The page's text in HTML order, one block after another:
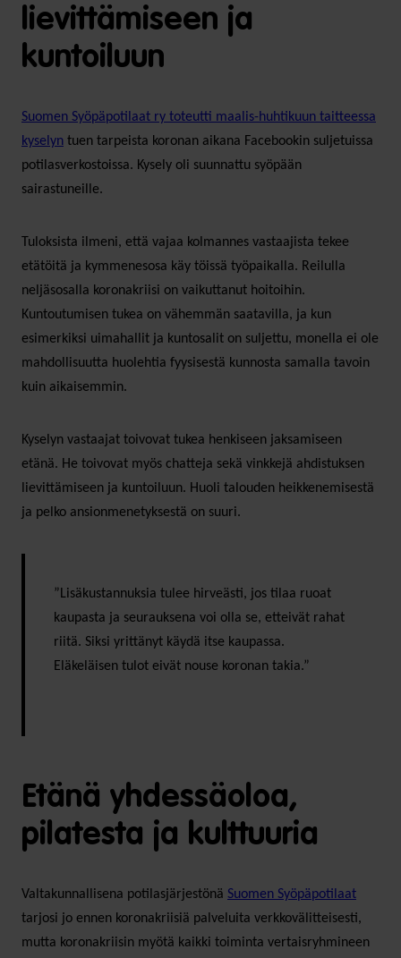
lievittämiseen ja
kuntoiluun
Suomen Syöpäpotilaat ry toteutti maalis-huhtikuun taitteessa
kyselyn tuen tarpeista koronan aikana Facebookin suljetuissa
potilasverkostoissa. Kysely oli suunnattu syöpään
sairastuneille.
Tuloksista ilmeni, että vajaa kolmannes vastaajista tekee
etätöitä ja kymmenesosa käy töissä työpaikalla. Reilulla
neljäsosalla koronakriisi on vaikuttanut hoitoihin.
Kuntoutumisen tukea on vähemmän saatavilla, ja kun
esimerkiksi uimahallit ja kuntosalit on suljettu, monella ei ole
mahdollisuutta huolehtia fyysisestä kunnosta samalla tavoin
kuin aikaisemmin.
Kyselyn vastaajat toivovat tukea henkiseen jaksamiseen
etänä. He toivovat myös chatteja sekä vinkkejä ahdistuksen
lievittämiseen ja kuntoiluun. Huoli talouden heikkenemisestä
ja pelko ansionmenetyksestä on suuri.
”Lisäkustannuksia tulee hirveästi, jos tilaa ruoat
kaupasta ja seurauksena voi olla se, etteivät rahat
riitä. Siksi yrittänyt käydä itse kaupassa.
Eläkeläisen tulot eivät nouse koronan takia.”
Etänä yhdessäoloa,
pilatesta ja kulttuuria
Valtakunnallisena potilasjärjestönä Suomen Syöpäpotilaat
tarjosi jo ennen koronakriisiä palveluita verkkovälitteisesti,
mutta koronakriisin myötä kaikki toiminta vertaisryhmineen